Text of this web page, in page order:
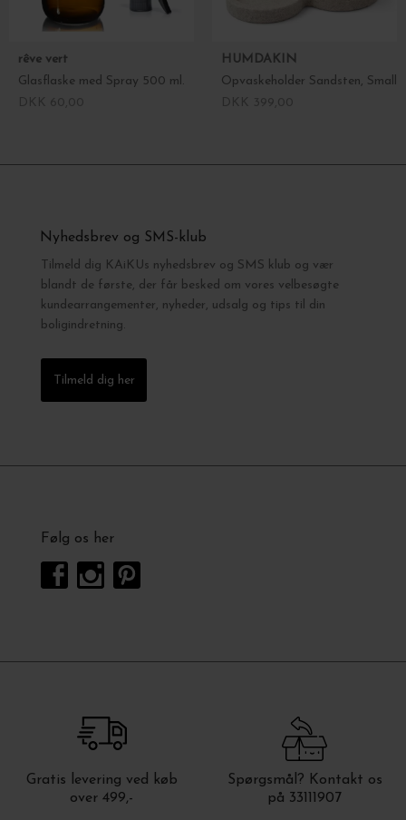
rêve vert
Glasflaske med Spray 500 ml.
HUMDAKIN
Opvaskeholder Sandsten, Small
Nyhedsbrev og SMS-klub
Tilmeld dig KAiKUs nyhedsbrev og SMS klub og vær
blandt de første, der får besked om vores velbesøgte
kundearrangementer, nyheder, udsalg og tips til din
boligindretning.
Tilmeld dig her
Følg os her
Gratis levering ved køb
over 499,-
Spørgsmål? Kontakt os
på 33111907